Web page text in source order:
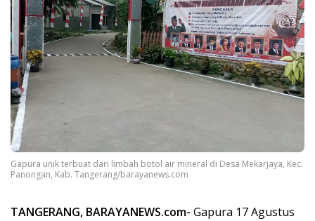
Gapura unik terbuat dari limbah botol air mineral di Desa Mekarjaya, Kec.
Panongan, Kab. Tangerang/barayanews.com
TANGERANG, BARAYANEWS.com- Gapura 17 Agustus